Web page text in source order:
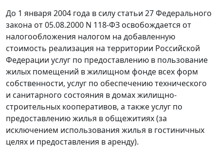
До 1 января 2004 года в силу статьи 27Федерального
закона от 05.08.2000 N 118-ФЗ освобождается от
налогообложения налогом на добавленную
стоимость реализация на территории Российской
Федерации услуг по предоставлению в пользование
жилых помещений в жилищном фонде всех форм
собственности, услуг по обеспечению технического
и санитарного состояния в домах жилищно-
строительных кооперативов, а также услуг по
предоставлению жилья в общежитиях (за
исключением использования жилья в гостиничных
целях и предоставления в аренду).